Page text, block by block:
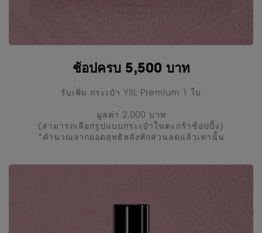
ช้อปครบ 5,500 บาท
รับเพิ่ม กระเป๋า YSL Premium 1 ใบ
มูลค่า 2,000 บาท
(สามารถเลือกรูปแบบกระเป๋าในตะกร้าช้อปปิ้ง)
*คํานวณจากยอดสุทธิหลังหักส่วนลดแล้วเท่านั้น